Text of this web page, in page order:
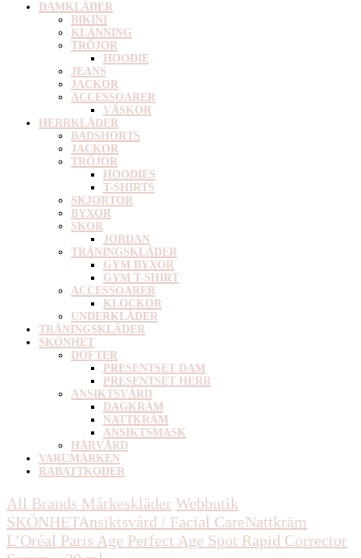
DAMKLÄDER
BIKINI
KLÄNNING
TRÖJOR
HOODIE
JEANS
JACKOR
ACCESSOARER
VÄSKOR
HERRKLÄDER
BADSHORTS
JACKOR
TRÖJOR
HOODIES
T-SHIRTS
SKJORTOR
BYXOR
SKOR
JORDAN
TRÄNINGSKLÄDER
GYM BYXOR
GYM T-SHIRT
ACCESSOARER
KLOCKOR
UNDERKLÄDER
TRÄNINGSKLÄDER
SKÖNHET
DOFTER
PRESENTSET DAM
PRESENTSET HERR
ANSIKTSVÅRD
DAGKRÄM
NATTKRÄM
ANSIKTSMASK
HÅRVÅRD
VARUMÄRKEN
RABATTKODER
All Brands Mårkeskläder Webbutik
SKÖNHETAnsiktsvård / Facial CareNattkräm
L’Oréal Paris Age Perfect Age Spot Rapid Corrector